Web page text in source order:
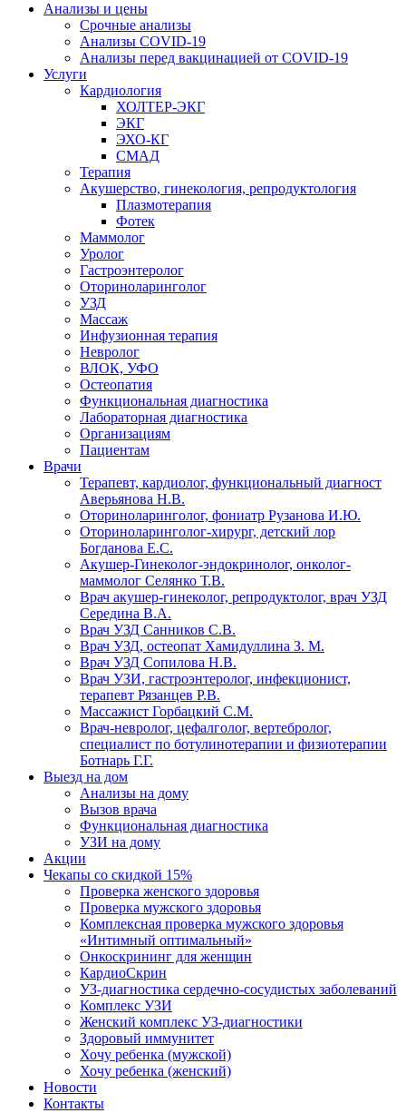
Анализы и цены
Срочные анализы
Анализы COVID-19
Анализы перед вакцинацией от COVID-19
Услуги
Кардиология
ХОЛТЕР-ЭКГ
ЭКГ
ЭХО-КГ
СМАД
Терапия
Акушерство, гинекология, репродуктология
Плазмотерапия
Фотек
Маммолог
Уролог
Гастроэнтеролог
Оториноларинголог
УЗД
Массаж
Инфузионная терапия
Невролог
ВЛОК, УФО
Остеопатия
Функциональная диагностика
Лабораторная диагностика
Организациям
Пациентам
Врачи
Терапевт, кардиолог, функциональный диагност
Аверьянова Н.В.
Оториноларинголог, фониатр Рузанова И.Ю.
Оториноларинголог-хирург, детский лор
Богданова Е.С.
Акушер-Гинеколог-эндокринолог, онколог-
маммолог Селянко Т.В.
Врач акушер-гинеколог, репродуктолог, врач УЗД
Середина В.А.
Врач УЗД Санников С.В.
Врач УЗД, остеопат Хамидуллина З. М.
Врач УЗД Сопилова Н.В.
Врач УЗИ, гастроэнтеролог, инфекционист,
терапевт Рязанцев Р.В.
Массажист Горбацкий С.М.
Врач-невролог, цефалголог, вертебролог,
специалист по ботулинотерапии и физиотерапии
Ботнарь Г.Г.
Выезд на дом
Анализы на дому
Вызов врача
Функциональная диагностика
УЗИ на дому
Акции
Чекапы со скидкой 15%
Проверка женского здоровья
Проверка мужского здоровья
Комплексная проверка мужского здоровья
«Интимный оптимальный»
Онкоcкрининг для женщин
КардиоСкрин
УЗ-диагностика сердечно-сосудистых заболеваний
Комплекс УЗИ
Женский комплекс УЗ-диагностики
Здоровый иммунитет
Хочу ребенка (мужской)
Хочу ребенка (женский)
Новости
Контакты